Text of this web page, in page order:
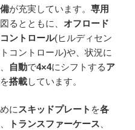
が充実しています。 専用
るとともに、 オフロード
ントロール(ヒルディセン
コントロール)や、状況に
自動で4×4にシフトするア
搭載しています。
に スキッドプレート を各
トランスファーケース